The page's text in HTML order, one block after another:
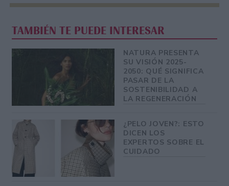
TAMBIÉN TE PUEDE INTERESAR
NATURA PRESENTA
SU VISIÓN 2025-
2050: QUÉ SIGNIFICA
PASAR DE LA
SOSTENIBILIDAD A
LA REGENERACIÓN
¿PELO JOVEN?: ESTO
DICEN LOS
EXPERTOS SOBRE EL
CUIDADO